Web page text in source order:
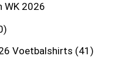
WK 2026
Voetbalshirts 41